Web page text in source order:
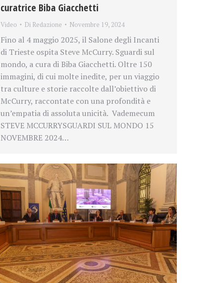
curatrice Biba Giacchetti
Video Di Redazione Novembre 19, 2024
Fino al 4 maggio 2025, il Salone degli Incanti
di Trieste ospita Steve McCurry. Sguardi sul
mondo, a cura di Biba Giacchetti. Oltre 150
immagini, di cui molte inedite, per un viaggio
tra culture e storie raccolte dall’obiettivo di
McCurry, raccontate con una profondità e
un’empatia di assoluta unicità. Vademecum
STEVE MCCURRYSGUARDI SUL MONDO 15
NOVEMBRE 2024…